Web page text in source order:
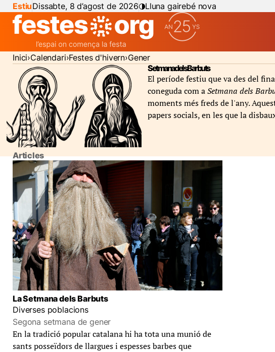
EstiuDissabte, 8 d’agost de 2026 Lluna gairebé nova
Inici Calendari Festes d'hivern Gener
Setmana dels Barbuts
El període festiu que va des del
coneguda com aSetmana dels
moments més freds de l'any.
papers socials, en les que la
Articles
La Setmana dels Barbuts
Diverses poblacions
Segona setmana de gener
En la tradició popular catalana hi ha tota una munió de
sants posseïdors de llargues i espesses barbes que